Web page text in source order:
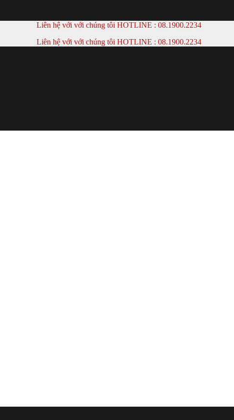
Liên hệ với với chúng tôi HOTLINE : 08.1900.2234
Liên hệ với với chúng tôi HOTLINE : 08.1900.2234